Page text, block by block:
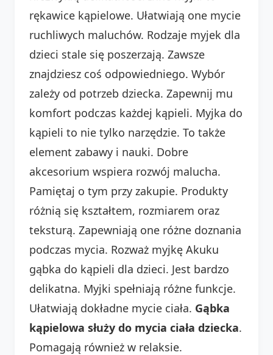
rękawice kąpielowe. Ułatwiają one mycie
ruchliwych maluchów. Rodzaje myjek dla
dzieci stale się poszerzają. Zawsze
znajdziesz coś odpowiedniego. Wybór
zależy od potrzeb dziecka. Zapewnij mu
komfort podczas każdej kąpieli. Myjka do
kąpieli to nie tylko narzędzie. To także
element zabawy i nauki. Dobre
akcesorium wspiera rozwój malucha.
Pamiętaj o tym przy zakupie. Produkty
różnią się kształtem, rozmiarem oraz
teksturą. Zapewniają one różne doznania
podczas mycia. Rozważ myjkę Akuku
gąbka do kąpieli dla dzieci. Jest bardzo
delikatna. Myjki spełniają różne funkcje.
Ułatwiają dokładne mycie ciała. Gąbka
kąpielowa służy do mycia ciała dziecka.
Pomagają również w relaksie.